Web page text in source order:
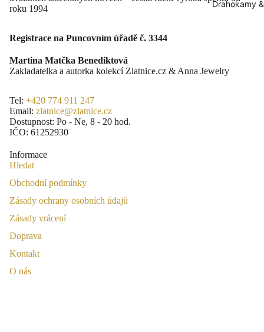
Drahokamy
roku 1994
Registrace na Puncovním úřadě č. 3344
Martina Matčka Benediktová
Zakladatelka a autorka kolekcí Zlatnice.cz & Anna Jewelry
Tel: +420 774 911 247
Email: zlatnice@zlatnice.cz
Dostupnost: Po - Ne, 8 - 20 hod.
IČO: 61252930
Informace
Hledat
Obchodní podmínky
Zásady ochrany osobních údajů
Zásady vrácení
Doprava
Kontakt
O nás